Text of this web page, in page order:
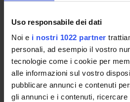
Uso responsabile dei dati
Noi e i nostri 1022 partner
personali, ad esempio il vostro
tecnologie come i cookie per
alle informazioni sul vostro
pubblicare annunci e contenuti
gli annunci e i contenuti,
Academic Calendar
Degree Programme
Exam calendar
Notices
Thesis and internship proposals
Governing bodies
Faculty staff